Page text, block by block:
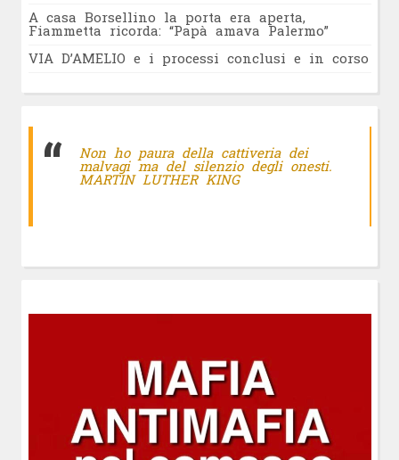
A casa Borsellino la porta era aperta,
Fiammetta ricorda: “Papà amava Palermo”
VIA D’AMELIO e i processi conclusi e in corso
Non ho paura della cattiveria dei
malvagi ma del silenzio degli onesti.
MARTIN LUTHER KING